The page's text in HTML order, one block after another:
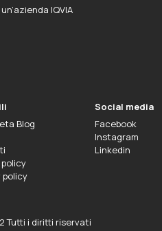
Blog
policy
Social media
Facebook
Instagram
Linkedin
IQVIA
Tutti i diritti riservati